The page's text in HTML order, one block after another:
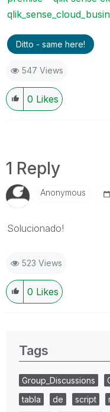
Ditto - same here!
547 Views
0 Likes
1 Reply
Anonymous
Solucionado!
523 Views
0 Likes
Tags
Group_Discussions
tabla
de script